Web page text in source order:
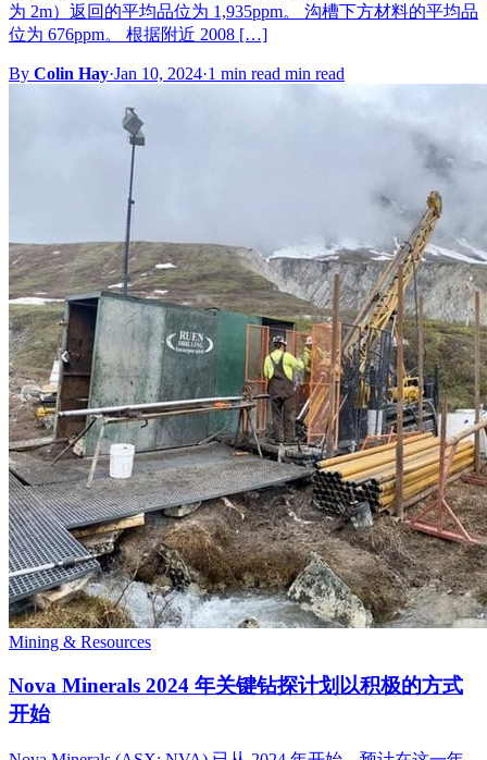
为 2m）返回的平均品位为 1,935ppm。 沟槽下方材料的平均品
位为 676ppm。 根据附近 2008 […]
By Colin Hay·Jan 10, 2024·1 min read min read
Mining & Resources
Nova Minerals 2024 年关键钻探计划以积极的方式
开始